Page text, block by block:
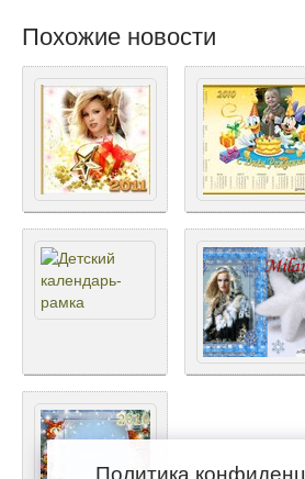
Похожие новости
Политика